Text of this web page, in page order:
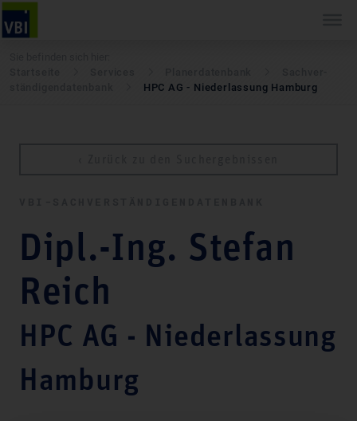
HPC AG - Niederlassung Hamburg
Dipl.-Ing. Stefan
Reich
HPC AG - Niederlassung
Hamburg